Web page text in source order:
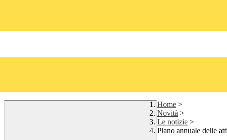
Home >
Novità >
Le notizie >
Piano annuale delle